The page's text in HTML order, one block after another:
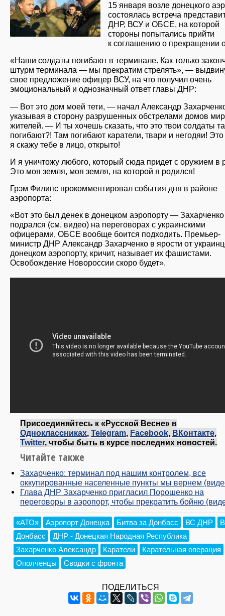
15 января возле донецкого
состоялась встреча
ДНР, ВСУ и ОБСЕ, на которой
стороны попытались прийти
к соглашению о прекращении
«Наши солдаты погибают в терминале. Как только
штурм терминала — мы прекратим стрелять», —
свое предложение офицер ВСУ, на что получил очень
эмоциональный и однозначный ответ главы ДНР:
— Вот это дом моей тети, — начал Александр
указывая в сторону разрушенных обстрелами домов
жителей. — И ты хочешь сказать, что это твои солдаты
погибают?! Там погибают каратели, твари и негодяи! Это
я скажу тебе в лицо, открыто!
И я уничтожу любого, который сюда придет с оружием в
Это моя земля, моя земля, на которой я родился!
Грэм Филипс прокомментировал события дня в районе
аэропорта:
«Вот это был денек в донецком аэропорту — Захарченко
подрался (см. видео) на переговорах с украинскими
офицерами, ОБСЕ вообще боится подходить. Премьер-
министр ДНР Александр Захарченко в ярости от
донецком аэропорту, кричит, называет их фашистами.
Освобождение Новороссии скоро будет».
Присоединяйтесь к «Русской Весне» в
Одноклассниках, Telegram, Facebook, ВКонтакте,
Twitter, чтобы быть в курсе последних новостей.
Читайте также
Захарченко: терминал под нашим контролем, все
оккупированные населенные пункты мы вернем
Глава ДНР Захарченко пригласил Порошенко на
переговоры в аэропорт, чтобы прекратить бойню
«АТО» Аэропорт Донецка Битва за Донбасс ВС ДНР
Донбасс
ДНР - Донецкая Народная Республика
Захарченко Александр
Каратели
Карательная операция
Ополченцы
Сводки с фронта
ПОДЕЛИТЬСЯ